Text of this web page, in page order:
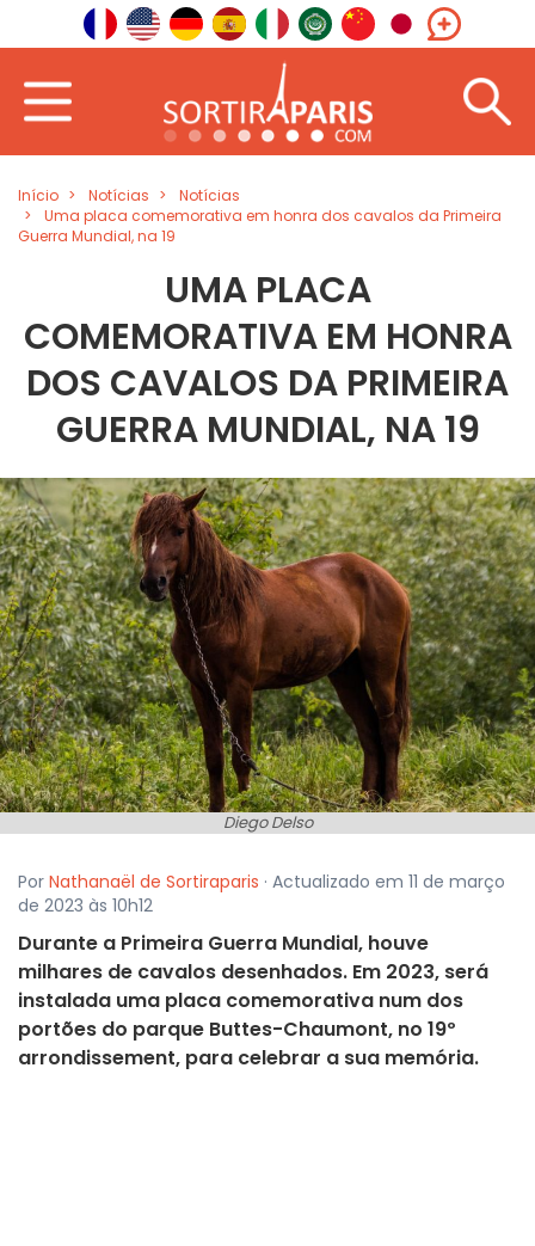
Início Notícias
Notícias
Uma placa comemorativa em honra dos cavalos da Primeira
Guerra Mundial, na 19
UMA PLACA
COMEMORATIVA EM HONRA
DOS CAVALOS DA PRIMEIRA
GUERRA MUNDIAL, NA 19
Diego Delso
Por Nathanaël de Sortiraparis · Actualizado em 11 de março
de 2023 às 10h12
Durante a Primeira Guerra Mundial, houve
milhares de cavalos desenhados. Em 2023, será
instalada uma placa comemorativa num dos
portões do parque Buttes-Chaumont, no 19º
arrondissement, para celebrar a sua memória.